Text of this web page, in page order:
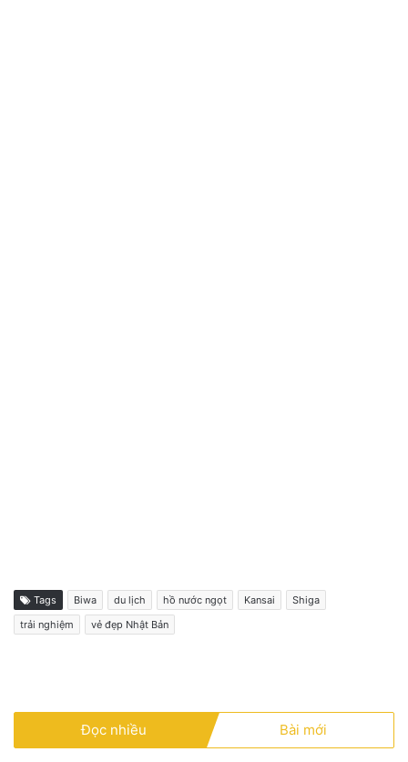
Tags Biwa du lịch hồ nước ngọt Kansai
Shiga
trải nghiệm
vẻ đẹp Nhật Bản
Đọc nhiều Bài mới